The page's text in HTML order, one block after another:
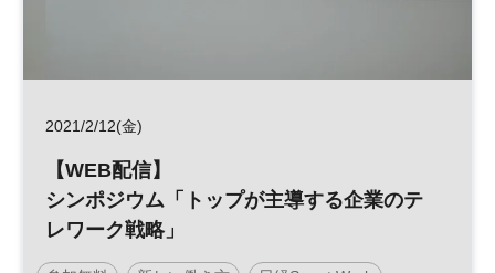
2021/2/12(金)
【WEB配信】
シンポジウム「トップが主導する企業のテ
レワーク戦略」